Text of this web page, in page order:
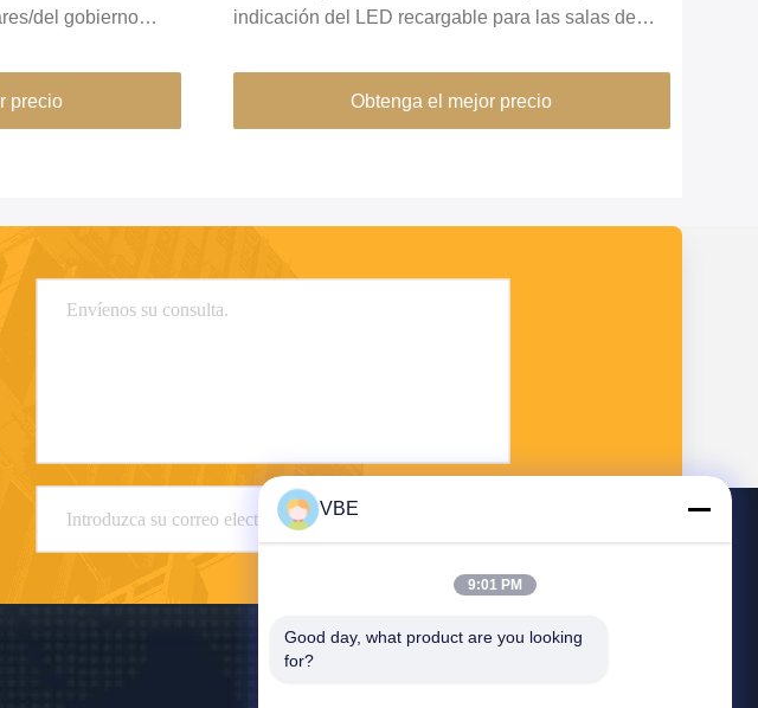
del gobierno
precio
indicación del LED recargable para las salas de
Obtenga el mejor precio
VBE
9:01 PM
Good day, what product are you looking
for?